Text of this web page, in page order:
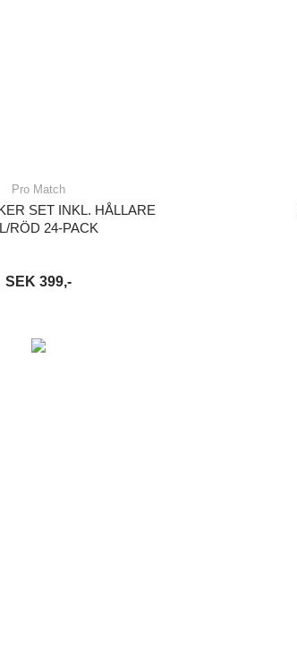
Pro Match
SET INKL. HÅLLARE
RÖD 24-PACK
SEK 399,-